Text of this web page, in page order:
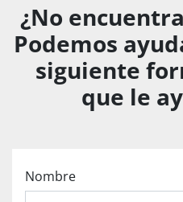
¿No
Podemos
siguiente
que le
Nombre